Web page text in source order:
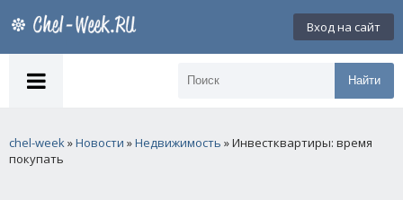
Вход на сайт
Найти
chel-week»Новости »Недвижимость » Инвестквартиры: время
покупать